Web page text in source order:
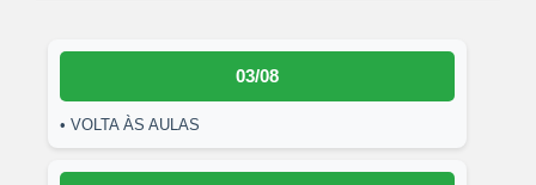
03/08
• VOLTA ÀS AULAS